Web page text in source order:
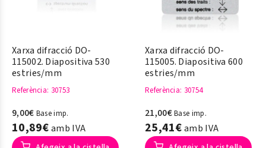
Xarxa difracció DO-
115002. Diapositiva 530
estries/mm
Referència: 30753
9,00€ Base imp.
10,89€amb IVA
Xarxa difracció DO-
115005. Diapositiva 600
estries/mm
Referència: 30754
21,00€Base imp.
25,41€amb IVA